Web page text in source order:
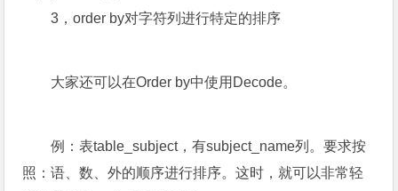
3，order by对字符列进行特定的排序
大家还可以在Order by中使用Decode。
例：表table_subject，有subject_name列。要求按
照：语、数、外的顺序进行排序。这时，就可以非常轻